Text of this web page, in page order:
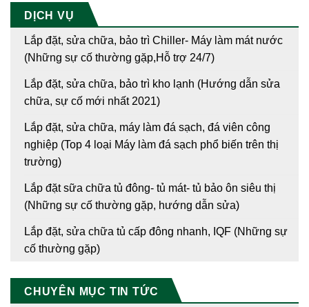
DỊCH VỤ
Lắp đặt, sửa chữa, bảo trì Chiller- Máy làm mát nước
(Những sự cố thường gặp,Hỗ trợ 24/7)
Lắp đặt, sửa chữa, bảo trì kho lạnh (Hướng dẫn sửa
chữa, sự cố mới nhất 2021)
Lắp đặt, sửa chữa, máy làm đá sạch, đá viên công
nghiệp (Top 4 loại Máy làm đá sạch phổ biến trên thị
trường)
Lắp đặt sữa chữa tủ đông- tủ mát- tủ bảo ôn siêu thị
(Những sự cố thường gặp, hướng dẫn sửa)
Lắp đặt, sửa chữa tủ cấp đông nhanh, IQF (Những sự
cố thường gặp)
CHUYÊN MỤC TIN TỨC